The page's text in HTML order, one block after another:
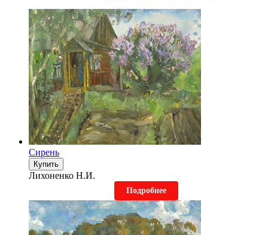
Сирень
Купить
Лихоненко Н.И.
Подробнее